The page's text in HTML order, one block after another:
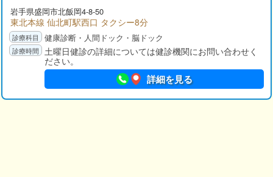
岩手県盛岡市北飯岡4-8-50
東北本線 仙北町駅西口 タクシー8分
健康診断・人間ドック・脳ドック
土曜日健診の詳細については健診機関にお問い合わせく
ださい。
詳細を見る